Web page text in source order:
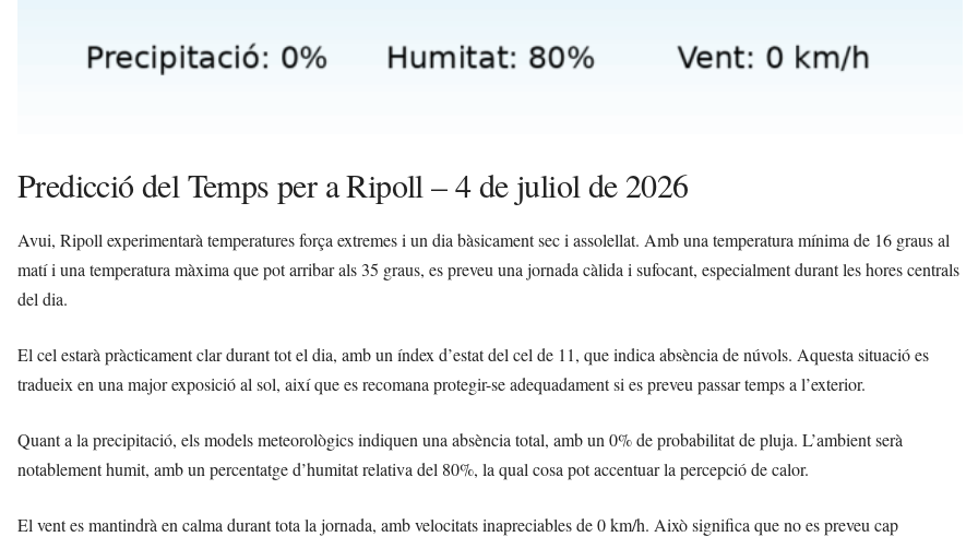
Predicció del Temps per a Ripoll – 4 de juliol de 2026
Avui, Ripoll experimentarà temperatures força extremes i un dia bàsicament sec i assolellat. Amb una temperatura mínima de 16 graus al
matí i una temperatura màxima que pot arribar als 35 graus, es preveu una jornada càlida i sufocant, especialment durant les hores centrals
del dia.
El cel estarà pràcticament clar durant tot el dia, amb un índex d’estat del cel de 11, que indica absència de núvols. Aquesta situació es
tradueix en una major exposició al sol, així que es recomana protegir-se adequadament si es preveu passar temps a l’exterior.
Quant a la precipitació, els models meteorològics indiquen una absència total, amb un 0% de probabilitat de pluja. L’ambient serà
notablement humit, amb un percentatge d’humitat relativa del 80%, la qual cosa pot accentuar la percepció de calor.
El vent es mantindrà en calma durant tota la jornada, amb velocitats inapreciables de 0 km/h. Això significa que no es preveu cap